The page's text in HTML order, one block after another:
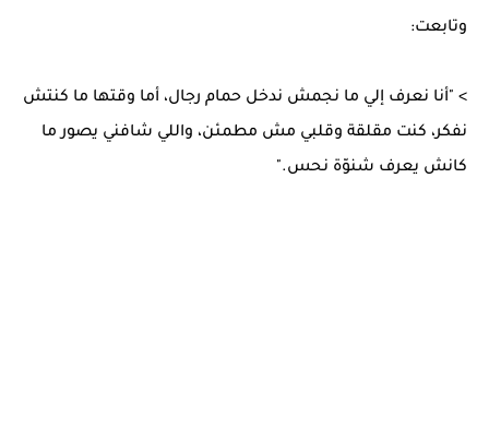
وتابعت:
> "أنا نعرف إلي ما نجمش ندخل حمام رجال، أما وقتها ما كنتش
نفكر، كنت مقلقة وقلبي مش مطمئن، واللي شافني يصور ما
كانش يعرف شنوّة نحس."